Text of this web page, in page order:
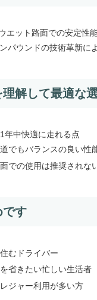
ット路面での安定性
パウンドの技術革新に
解して最適な
年中快適に走れる点
でもバランスの良い性
での使用は推奨され
です
むドライバー
省きたい忙しい生活者
ジャー利用が多い方